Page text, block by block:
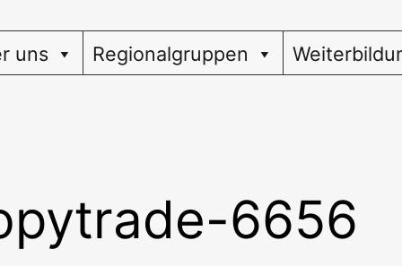
uns Regionalgruppen
6656